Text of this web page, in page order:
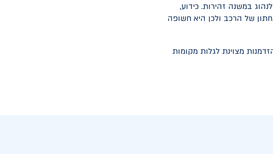
במשנה זהירות. כידוע,
של הרכב ולכן היא חשופה
מצוינת לגלות מקומות